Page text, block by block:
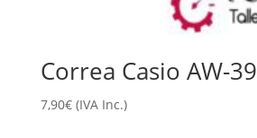
Correa Casio AW-39
7,90€ (IVA Inc.)